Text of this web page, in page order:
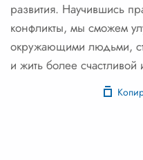
развития. Научившись
конфликты, мы сможем
окружающими людьми,
и жить более